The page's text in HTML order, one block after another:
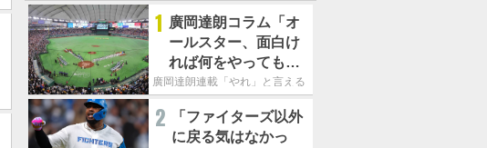
1 廣岡達朗コラム「オ
ールスター、面白け
れば何をやってもい
いという発想は大間
廣岡達朗連載「やれ」と言える信念
2
「ファイターズ以外
に戻る気はなかっ